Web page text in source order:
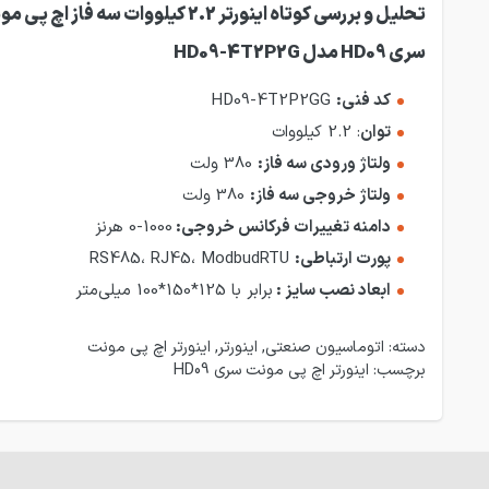
تحلیل
و بررسی کوتاه اینورتر 2.2 کیلووات سه فاز اچ
سری HD09 مدل HD09-4T2P2G
کد فنی:
توان: 2.2 کیلووات
ولتاژ ورودی سه فاز:
ولتاژ خروجی سه فاز:
دامنه تغییرات فرکانس خروجی: 1000-0 هرنز
پورت ارتباطی:
ابعاد نصب سایز : برابر با 125*150*100 میلی‌متر
دسته: اتوماسیون صنعتی, اینورتر, اینورتر اچ پی مونت
برچسب: اینورتر اچ پی مونت سری HD09